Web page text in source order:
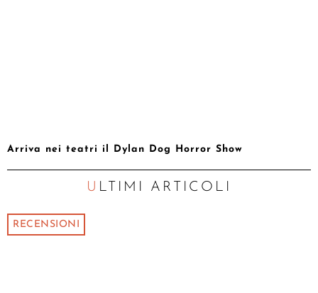
Arriva nei teatri il Dylan Dog Horror Show
ULTIMI ARTICOLI
RECENSIONI